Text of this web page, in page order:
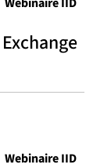
Webinaire IID